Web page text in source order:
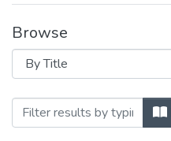
Browse
Browsing ०७१ दिशा